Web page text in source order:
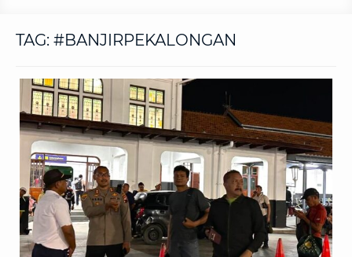
TAG: #BANJIRPEKALONGAN